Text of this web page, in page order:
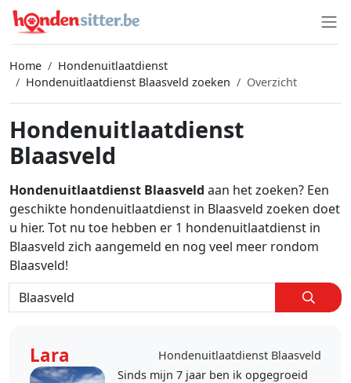
Home
Hondenuitlaatdienst
Hondenuitlaatdienst Blaasveld zoeken
Overzicht
Hondenuitlaatdienst
Blaasveld
Hondenuitlaatdienst Blaasveld aan het zoeken? Een
geschikte hondenuitlaatdienst in Blaasveld zoeken doet
u hier. Tot nu toe hebben er 1 hondenuitlaatdienst in
Blaasveld zich aangemeld en nog veel meer rondom
Blaasveld!
Lara
Hondenuitlaatdienst Blaasveld
Sinds mijn 7 jaar ben ik opgegroeid